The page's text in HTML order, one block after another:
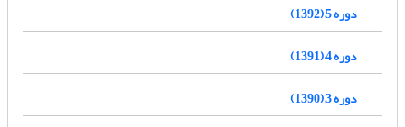
دوره 5 (1392)
دوره 4 (1391)
دوره 3 (1390)